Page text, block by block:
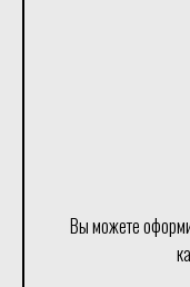
Вы можете